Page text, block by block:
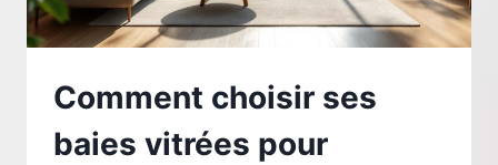
DU
VITRIER
Comment choisir ses
baies vitrées pour